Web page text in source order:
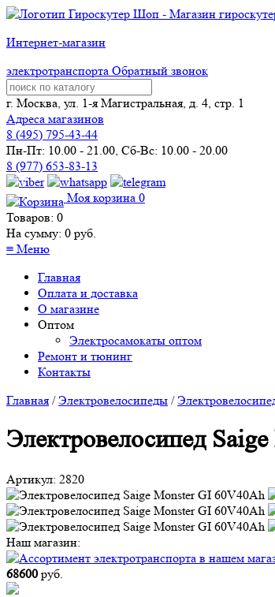
Интернет-магазин
электротранспорта Обратный звонок
г. Москва, ул. 1-я Магистральная, д. 4, стр. 1
Адреса магазинов
8 (495) 795-43-44
Пн-Пт: 10.00 - 21.00, Сб-Вс: 10.00 - 20.00
8 (977) 653-83-13
Моя корзина 0
Товаров: 0
На сумму: 0 руб.
≡ Меню
Главная
Оплата и доставка
О магазине
Оптом
Электросамокаты оптом
Ремонт и тюнинг
Контакты
Главная /Электровелосипеды /
Электровелосипед
Артикул: 2820
Наш магазин:
68600 руб.